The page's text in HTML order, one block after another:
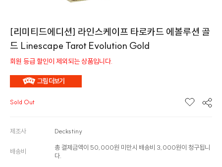
[리미티드에디션] 라인스케이프 타로카드 에볼루션 골
드 Linescape Tarot Evolution Gold
회원 등급 할인이 제외되는 상품입니다.
Sold Out
제조사 Deckstiny
배송비
총 결제금액이 50,000원 미만시 배송비 3,000원이 청구됩니
다.